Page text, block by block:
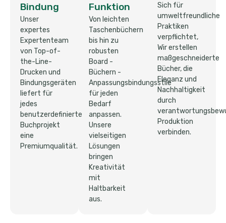
Bindung
Unser
expertes
Expertenteam
von Top-of-
the-Line-
Drucken und
Bindungsgeräten
liefert für
jedes
benutzerdefinierte
Buchprojekt
eine
Premiumqualität.
Funktion
Von leichten
Taschenbüchern
bis hin zu
robusten
Board -
Büchern -
Anpassungsbindungsstile
für jeden
Bedarf
anpassen.
Unsere
vielseitigen
Lösungen
bringen
Kreativität
mit
Haltbarkeit
aus.
Sich für
umweltfreundliche
Praktiken
verpflichtet,
Wir erstellen
maßgeschneiderte
Bücher, die
Eleganz und
Nachhaltigkeit
durch
Produktion
verbinden.